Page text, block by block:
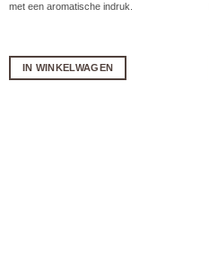
met een aromatische indruk.
IN WINKELWAGEN